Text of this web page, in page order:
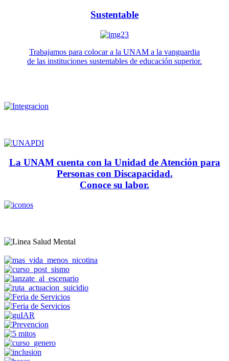
Sustentable
Trabajamos para colocar a la UNAM a la vanguardia
de las instituciones sustentables de educación superior.
La UNAM cuenta con la Unidad de Atención para
Personas con Discapacidad.
Conoce su labor.